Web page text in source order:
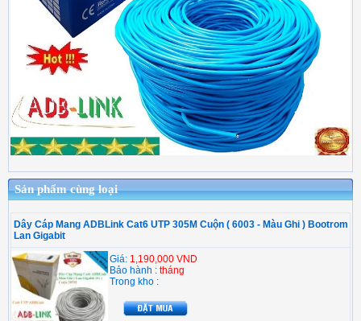
Sản phẩm cùng loại
Dây Cáp Mang ADBLink Cat6 UTP 305M Cuộn ( 6003 - Màu Ghi ) Bootrom
Lan Gigabit
Giá: 1,190,000 VND
Bảo hành : tháng
Trong kho :